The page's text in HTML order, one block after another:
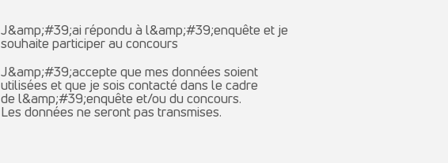
J&amp;#39;ai répondu à l&amp;#39;enquête et je
souhaite participer au concours
J&amp;#39;accepte que mes données soient
utilisées et que je sois contacté dans le cadre
de l&amp;#39;enquête et/ou du concours.
Les données ne seront pas transmises.